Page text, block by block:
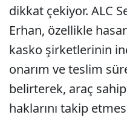
dikkat çekiyor. ALC
Erhan, özellikle
kasko şirketlerinin
onarım ve teslim
belirterek, araç
haklarını takip